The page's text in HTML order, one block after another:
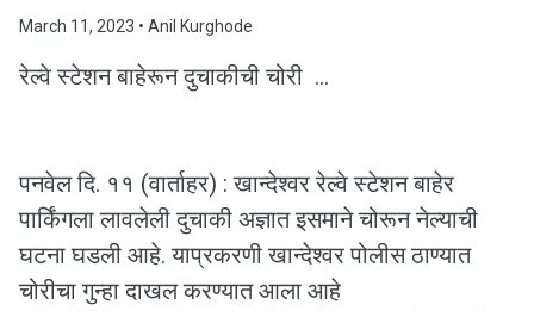
March 11, 2023 • Anil Kurghode
रेल्वे स्टेशन बाहेरून दुचाकीची चोरी ...
पनवेल दि. ११ (वार्ताहर) : खान्देश्वर रेल्वे स्टेशन बाहेर
पार्किंगला लावलेली दुचाकी अज्ञात इसमाने चोरून नेल्याची
घटना घडली आहे. याप्रकरणी खान्देश्वर पोलीस ठाण्यात
चोरीचा गुन्हा दाखल करण्यात आला आहे